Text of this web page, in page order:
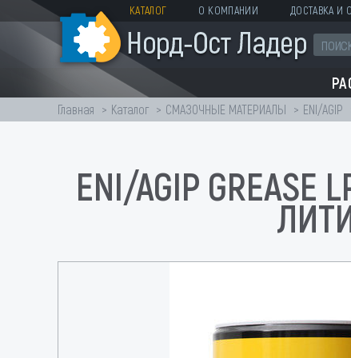
КАТАЛОГ О КОМПАНИИ ДОСТАВКА И
Главная Каталог СМАЗОЧНЫЕ МАТЕРИАЛЫ ENI/AGIP
ENI/AGIP